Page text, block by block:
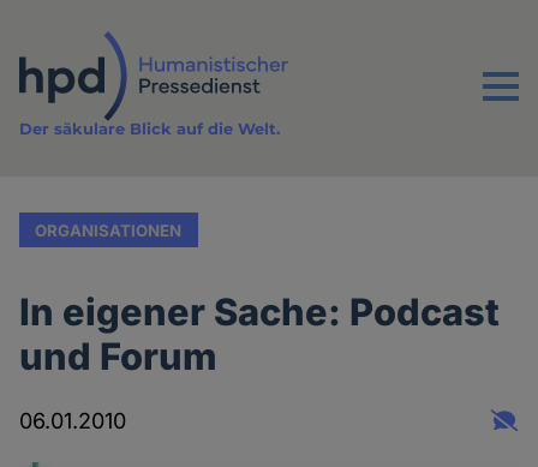
Inhalt
Menu
Der säkulare Blick auf die Welt.
ORGANISATIONEN
In eigener Sache: Podcast
und Forum
06.01.2010